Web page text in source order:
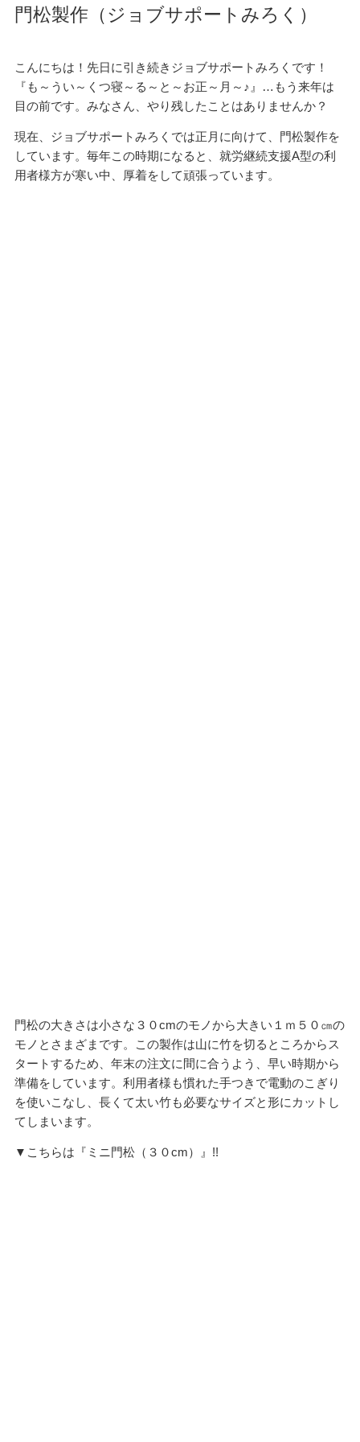
門松製作（ジョブサポートみろく）
こんにちは！先日に引き続きジョブサポートみろくです！
『も～うい～くつ寝～る～と～お正～月～♪』…もう来年は
目の前です。みなさん、やり残したことはありませんか？
現在、ジョブサポートみろくでは正月に向けて、門松製作を
しています。毎年この時期になると、就労継続支援A型の利
用者様方が寒い中、厚着をして頑張っています。
門松の大きさは小さな３０cmのモノから大きい１ｍ５０㎝の
モノとさまざまです。この製作は山に竹を切るところからス
タートするため、年末の注文に間に合うよう、早い時期から
準備をしています。利用者様も慣れた手つきで電動のこぎり
を使いこなし、長くて太い竹も必要なサイズと形にカットし
てしまいます。
▼こちらは『ミニ門松（３０cm）』!!